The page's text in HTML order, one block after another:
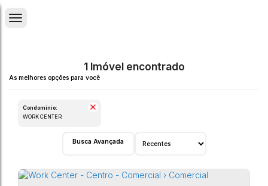
1 Imóvel encontrado
Condomínio:
WORK CENTER
Busca Avançada